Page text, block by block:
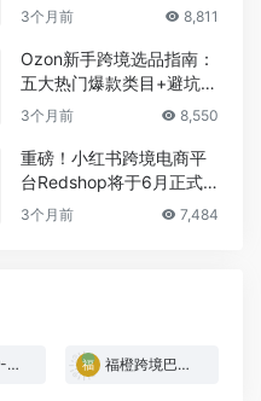
最稳！
3个月前 8,811
Ozon新手跨境选品指南：
五大热门爆款类目+避坑清
单
3个月前 8,550
重磅！小红书跨境电商平
台Redshop将于6月正式
上线！
3个月前 7,484
辣椒HTTP-免费试用 福橙跨境巴西专线